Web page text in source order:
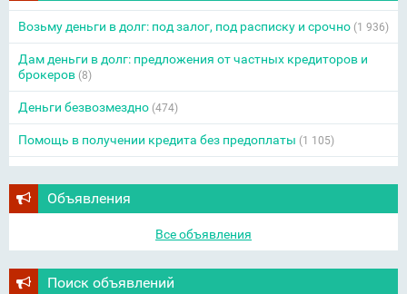
Возьму деньги в долг: под залог, под расписку и срочно (1 936)
Дам деньги в долг: предложения от частных кредиторов и
брокеров (8)
Деньги безвозмездно (474)
Помощь в получении кредита без предоплаты (1 105)
Объявления
Все объявления
Поиск объявлений